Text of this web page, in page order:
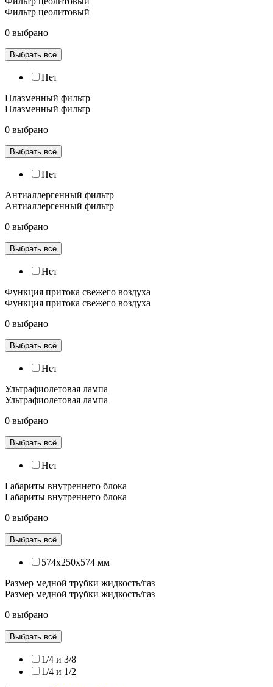
Фильтр цеолитовый
0 выбрано
Выбрать всё
Нет
Плазменный фильтр
Плазменный фильтр
0 выбрано
Выбрать всё
Нет
Антиаллергенный фильтр
Антиаллергенный фильтр
0 выбрано
Выбрать всё
Нет
Функция притока свежего воздуха
Функция притока свежего воздуха
0 выбрано
Выбрать всё
Нет
Ультрафиолетовая лампа
Ультрафиолетовая лампа
0 выбрано
Выбрать всё
Нет
Габариты внутреннего блока
Габариты внутреннего блока
0 выбрано
Выбрать всё
574x250x574 мм
Размер медной трубки жидкость/газ
Размер медной трубки жидкость/газ
0 выбрано
Выбрать всё
1/4 и 3/8
1/4 и 1/2